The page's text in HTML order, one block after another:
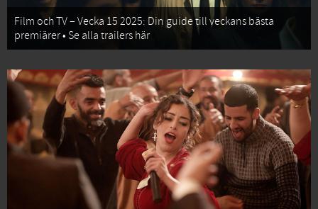
Film och TV – Vecka 15 2025: Din guide till veckans bästa
premiärer • Se alla trailers här